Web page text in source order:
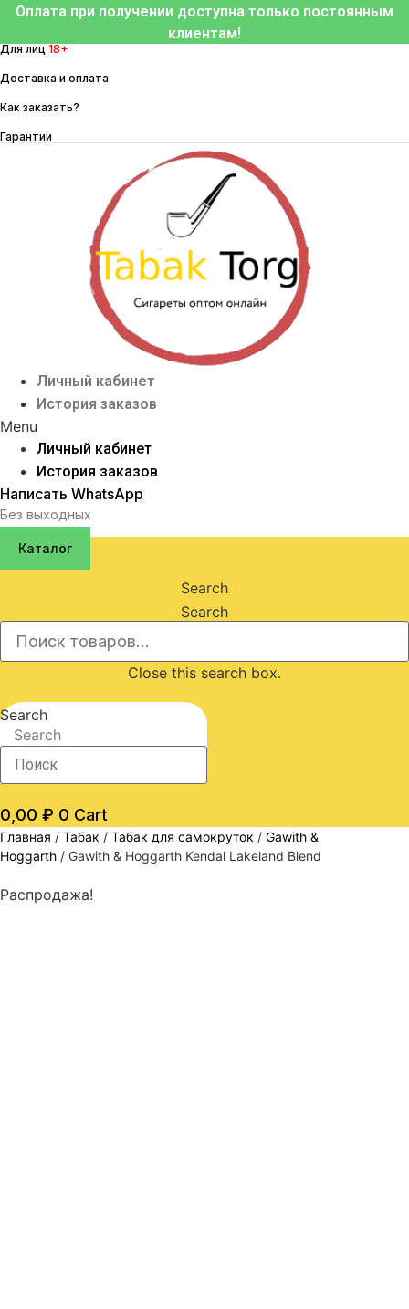
Перейти
содержимому
Оплата при получении доступна только постоянным
клиентам!
Для лиц 18+
Доставка и оплата
Как заказать?
Гарантии
Личный кабинет
История заказов
Menu
Личный кабинет
История заказов
Написать WhatsApp
Без выходных
Каталог
Search
Search
Close this search box.
Search
Search
0,00 ₽ 0 Cart
Главная / Табак / Табак для самокруток / Gawith &
Hoggarth / Gawith & Hoggarth Kendal Lakeland Blend
Распродажа!